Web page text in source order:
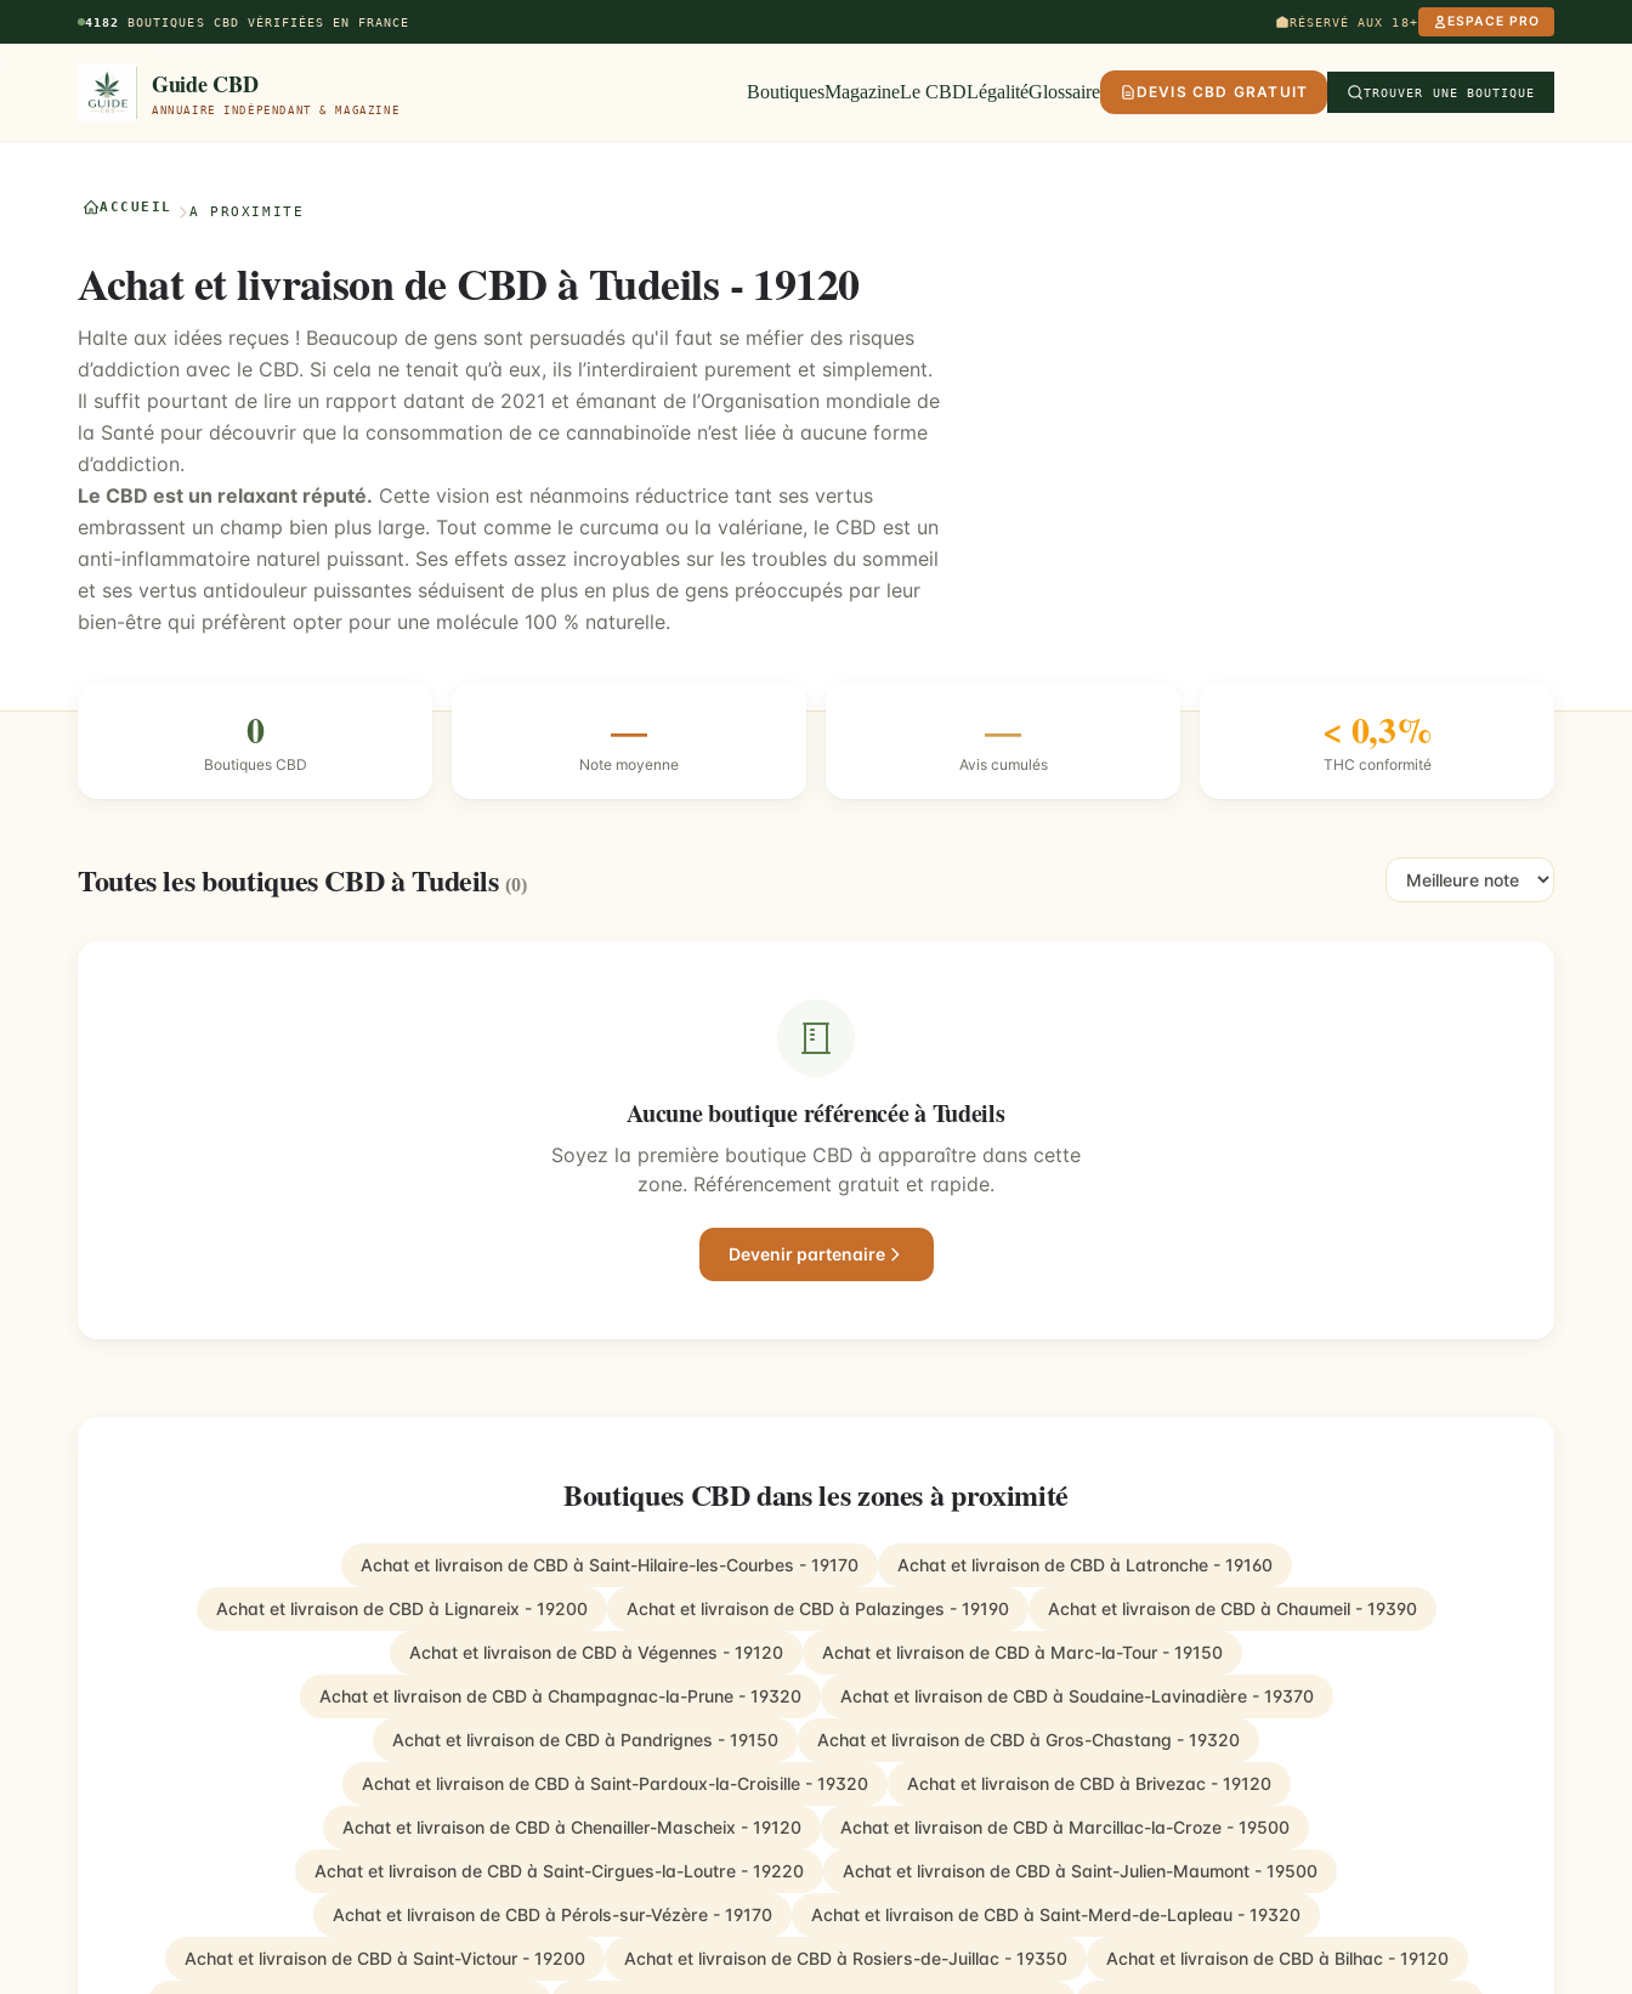
Aller au contenu principal
4182 BOUTIQUES CBD VÉRIFIÉES EN FRANCE RÉSERVÉ AUX 18+ ESPACE PRO
Guide CBD
ANNUAIRE INDÉPENDANT & MAGAZINE
BoutiquesMagazineLe CBDLégalitéGlossaire DEVIS CBD GRATUIT TROUVER UNE BOUTIQUE
ACCUEIL À PROXIMITÉ
Achat et livraison de CBD à Tudeils - 19120
Halte aux idées reçues ! Beaucoup de gens sont persuadés qu'il faut se méfier des risques
d’addiction avec le CBD. Si cela ne tenait qu’à eux, ils l’interdiraient purement et simplement.
Il suffit pourtant de lire un rapport datant de 2021 et émanant de l’Organisation mondiale de
la Santé pour découvrir que la consommation de ce cannabinoïde n’est liée à aucune forme
d’addiction.
Le CBD est un relaxant réputé. Cette vision est néanmoins réductrice tant ses vertus
embrassent un champ bien plus large. Tout comme le curcuma ou la valériane, le CBD est un
anti-inflammatoire naturel puissant. Ses effets assez incroyables sur les troubles du sommeil
et ses vertus antidouleur puissantes séduisent de plus en plus de gens préoccupés par leur
bien-être qui préfèrent opter pour une molécule 100 % naturelle.
0
Boutiques CBD
—
Note moyenne
—
Avis cumulés
< 0,3%
THC conformité
Toutes les boutiques CBD à Tudeils(0)
Aucune boutique référencée à Tudeils
Soyez la première boutique CBD à apparaître dans cette
zone. Référencement gratuit et rapide.
Devenir partenaire
Boutiques CBD dans les zones à proximité
Achat et livraison de CBD à Saint-Hilaire-les-Courbes - 19170 Achat et livraison de CBD à Latronche - 19160
Achat et livraison de CBD à Lignareix - 19200 Achat et livraison de CBD à Palazinges - 19190 Achat et livraison de CBD à Chaumeil - 19390
Achat et livraison de CBD à Végennes - 19120 Achat et livraison de CBD à Marc-la-Tour - 19150
Achat et livraison de CBD à Champagnac-la-Prune - 19320 Achat et livraison de CBD à Soudaine-Lavinadière - 19370
Achat et livraison de CBD à Pandrignes - 19150 Achat et livraison de CBD à Gros-Chastang - 19320
Achat et livraison de CBD à Saint-Pardoux-la-Croisille - 19320 Achat et livraison de CBD à Brivezac - 19120
Achat et livraison de CBD à Chenailler-Mascheix - 19120 Achat et livraison de CBD à Marcillac-la-Croze - 19500
Achat et livraison de CBD à Saint-Cirgues-la-Loutre - 19220 Achat et livraison de CBD à Saint-Julien-Maumont - 19500
Achat et livraison de CBD à Pérols-sur-Vézère - 19170 Achat et livraison de CBD à Saint-Merd-de-Lapleau - 19320
Achat et livraison de CBD à Saint-Victour - 19200 Achat et livraison de CBD à Rosiers-de-Juillac - 19350 Achat et livraison de CBD à Bilhac - 19120